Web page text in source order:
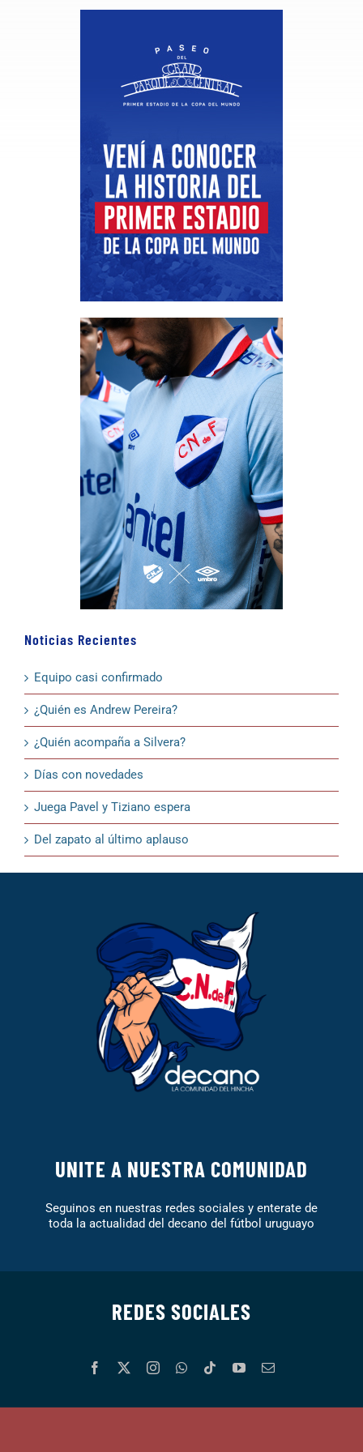
Noticias Recientes
Equipo casi confirmado
¿Quién es Andrew Pereira?
¿Quién acompaña a Silvera?
Días con novedades
Juega Pavel y Tiziano espera
Del zapato al último aplauso
UNITE A NUESTRA COMUNIDAD
Seguinos en nuestras redes sociales y enterate de
toda la actualidad del decano del fútbol uruguayo
REDES SOCIALES